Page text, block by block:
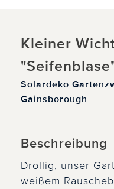
Kleiner
Solardeko
Gainsborough
Beschreibung
Drollig, unser
weißem